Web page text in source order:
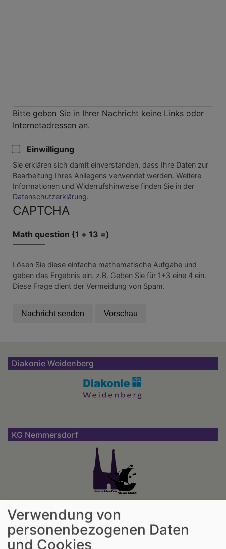
Bitte geben Sie in Ihrer Nachricht keine Links oder
Internetadressen an.
Einwilligung
Sie erklären sich damit einverstanden, dass Ihre Daten zur
Bearbeitung Ihres Anliegens verwendet werden. Weitere
Informationen und Widerrufshinweise finden Sie in der
Datenschutzerklärung.
CAPTCHA
Math question (1 + 13 =)
Lösen Sie diese einfache mathematische Aufgabe und
geben das Ergebnis ein. z.B. Geben Sie für 1+3 eine 4 ein.
Diese Frage dient der Vermeidung von Spam.
Diakonie Weidenberg
KG Nemmersdorf
KG Warmensteinach
Verwendung von
personenbezogenen Daten
und Cookies